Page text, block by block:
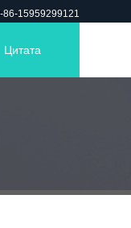
86-15959299121
Цитата